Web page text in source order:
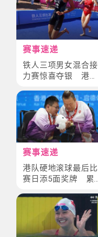
赛事速递
铁人三项男女混合接
力赛惊喜夺银 港队
赛事速递
港队硬地滚球最后比
赛日添5面奖牌 累